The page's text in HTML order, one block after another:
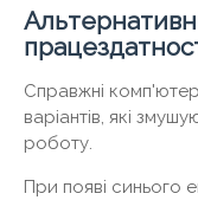
Справжні
варіантів, які
роботу.
При появі синього